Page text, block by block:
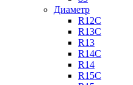
Диаметр
R12C
R13C
R13
R14C
R14
R15C